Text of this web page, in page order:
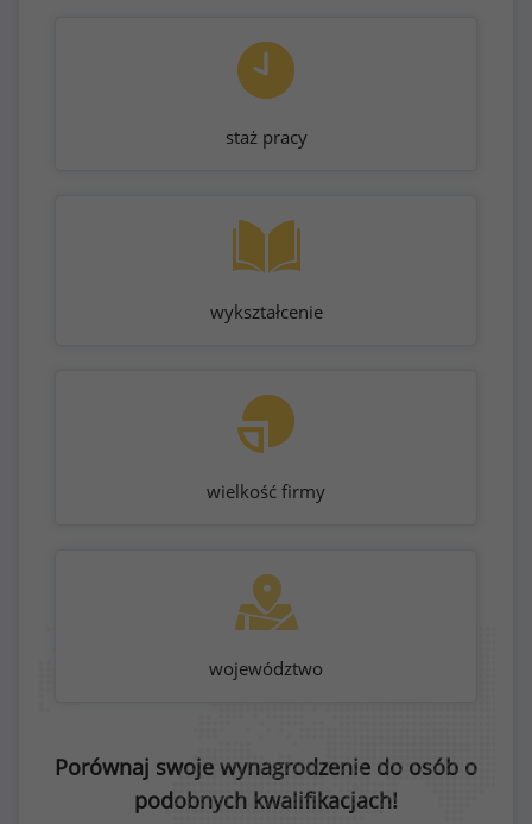
staż pracy
wykształcenie
wielkość firmy
województwo
Porównaj swoje wynagrodzenie do osób o
podobnych kwalifikacjach!